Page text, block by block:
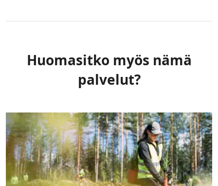
Huomasitko myös nämä
palvelut?